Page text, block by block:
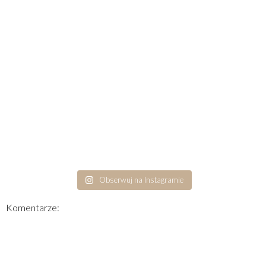
Obserwuj na Instagramie
Komentarze: